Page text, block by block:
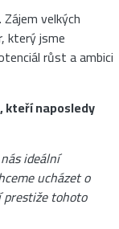
velkých
který jsme
růst a ambici
kteří naposledy
ideální
ucházet o
tohoto